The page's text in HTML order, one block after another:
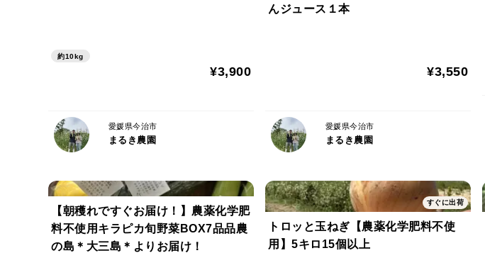
約10kg
¥3,900
愛媛県今治市
まるき農園
んジュース１本
¥3,550
愛媛県今治市
まるき農園
【朝穫れですぐお届け！】農薬化学肥
料不使用キラピカ旬野菜BOX7品品農
の島＊大三島＊よりお届け！
すぐに出荷
トロッと玉ねぎ【農薬化学肥料不使
用】5キロ15個以上